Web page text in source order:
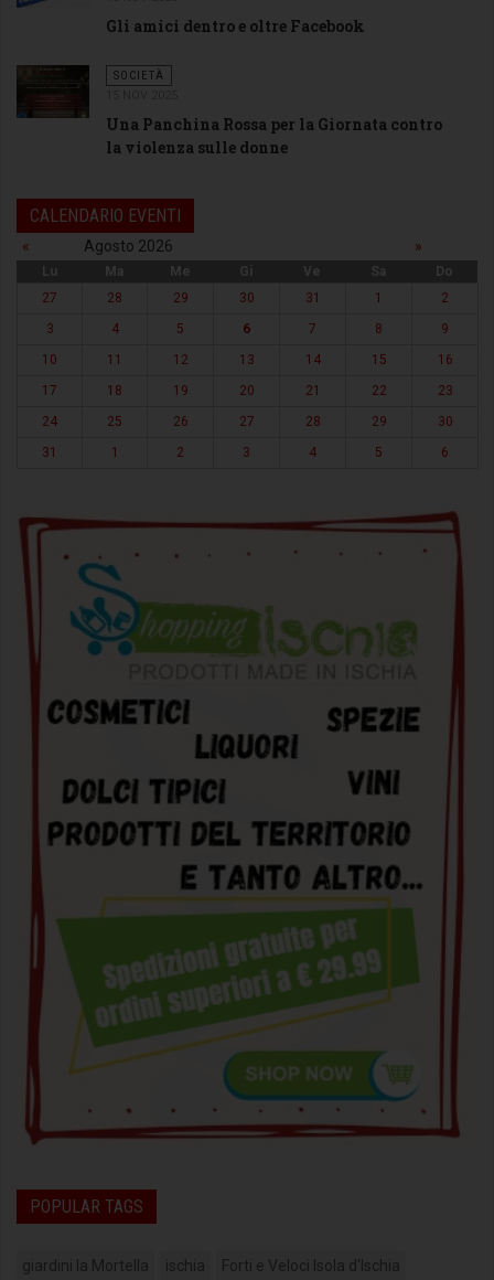
Gli amici dentro e oltre Facebook
SOCIETÀ
Una Panchina Rossa per la Giornata contro
la violenza sulle donne
CALENDARIO EVENTI
« Agosto 2026 »
Lu Ma Me Gi Ve Sa
Do
27
28 29 30 31 1
2
3
4 5 6 7 8
9
10
11 12 13 14 15
16
17
18 19 20 21 22
23
24
25 26 27 28 29
30
31
1 2 3 4 5 6
POPULAR TAGS
giardini la Mortella ischia Forti e Veloci Isola d'Ischia